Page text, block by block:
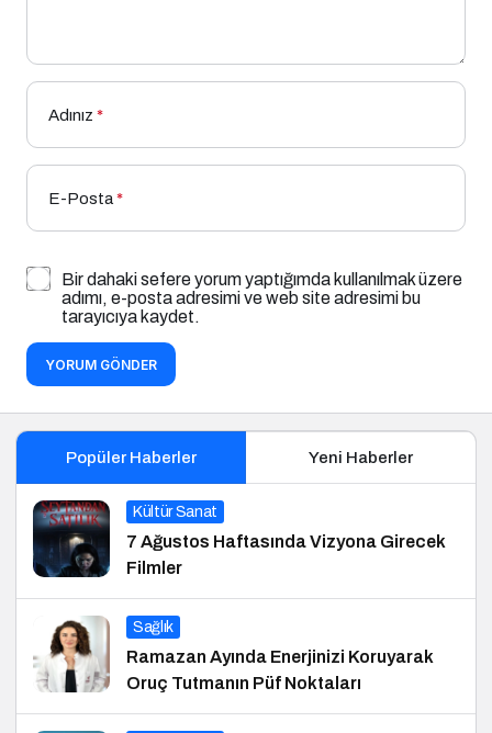
Adınız *
E-Posta*
Bir dahaki sefere yorum yaptığımda kullanılmak üzere
adımı, e-posta adresimi ve web site adresimi bu
tarayıcıya kaydet.
YORUM GÖNDER
Popüler Haberler Yeni Haberler
Kültür Sanat
7 Ağustos Haftasında Vizyona Girecek
Filmler
Sağlık
Ramazan Ayında Enerjinizi Koruyarak
Oruç Tutmanın Püf Noktaları